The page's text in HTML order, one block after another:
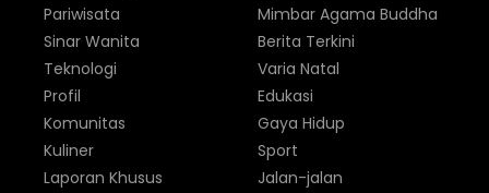
Pariwisata
Sinar Wanita
Mimbar Agama Buddha
Berita Terkini
Teknologi
Profil
Komunitas
Kuliner
Laporan Khusus
Varia Natal
Edukasi
Gaya Hidup
Sport
Jalan-jalan